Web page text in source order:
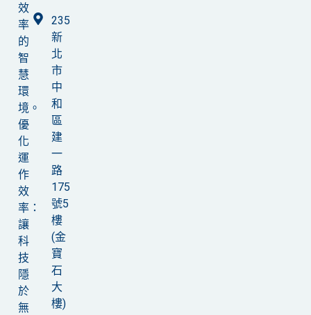
效
率
的
智
慧
環
境。
優
化
運
作
效
率：
讓
科
技
隱
於
無
235
新
北
市
中
和
區
建
一
路
175
號5
樓
(金
寶
石
大
樓)